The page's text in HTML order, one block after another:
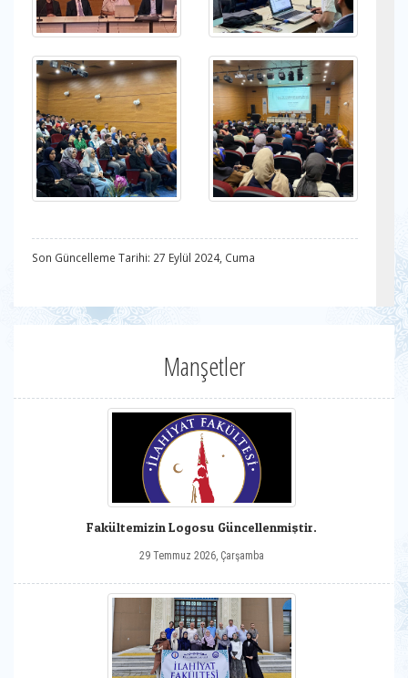
Son Güncelleme Tarihi: 27 Eylül 2024, Cuma
Manşetler
Fakültemizin Logosu Güncellenmiştir.
29 Temmuz 2026, Çarşamba